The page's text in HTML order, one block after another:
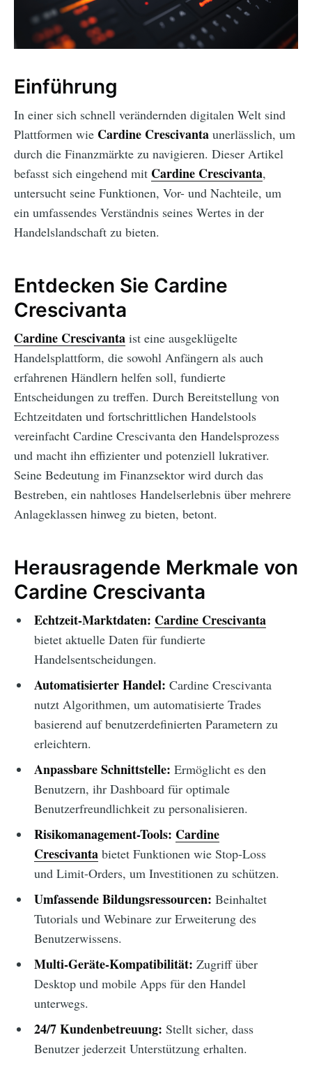
Einführung
In einer sich schnell verändernden digitalen Welt sind
Plattformen wie Cardine Crescivanta unerlässlich, um
durch die Finanzmärkte zu navigieren. Dieser Artikel
befasst sich eingehend mit Cardine Crescivanta,
untersucht seine Funktionen, Vor- und Nachteile, um
ein umfassendes Verständnis seines Wertes in der
Handelslandschaft zu bieten.
Entdecken Sie Cardine
Crescivanta
Cardine Crescivanta ist eine ausgeklügelte
Handelsplattform, die sowohl Anfängern als auch
erfahrenen Händlern helfen soll, fundierte
Entscheidungen zu treffen. Durch Bereitstellung von
Echtzeitdaten und fortschrittlichen Handelstools
vereinfacht Cardine Crescivanta den Handelsprozess
und macht ihn effizienter und potenziell lukrativer.
Seine Bedeutung im Finanzsektor wird durch das
Bestreben, ein nahtloses Handelserlebnis über mehrere
Anlageklassen hinweg zu bieten, betont.
Herausragende Merkmale von
Cardine Crescivanta
Echtzeit-Marktdaten: Cardine Crescivanta
bietet aktuelle Daten für fundierte
Handelsentscheidungen.
Automatisierter Handel: Cardine Crescivanta
nutzt Algorithmen, um automatisierte Trades
basierend auf benutzerdefinierten Parametern zu
erleichtern.
Anpassbare Schnittstelle: Ermöglicht es den
Benutzern, ihr Dashboard für optimale
Benutzerfreundlichkeit zu personalisieren.
Risikomanagement-Tools: Cardine
Crescivantabietet Funktionen wie Stop-Loss
und Limit-Orders, um Investitionen zu schützen.
Umfassende Bildungsressourcen: Beinhaltet
Tutorials und Webinare zur Erweiterung des
Benutzerwissens.
Multi-Geräte-Kompatibilität: Zugriff über
Desktop und mobile Apps für den Handel
unterwegs.
24/7 Kundenbetreuung: Stellt sicher, dass
Benutzer jederzeit Unterstützung erhalten.